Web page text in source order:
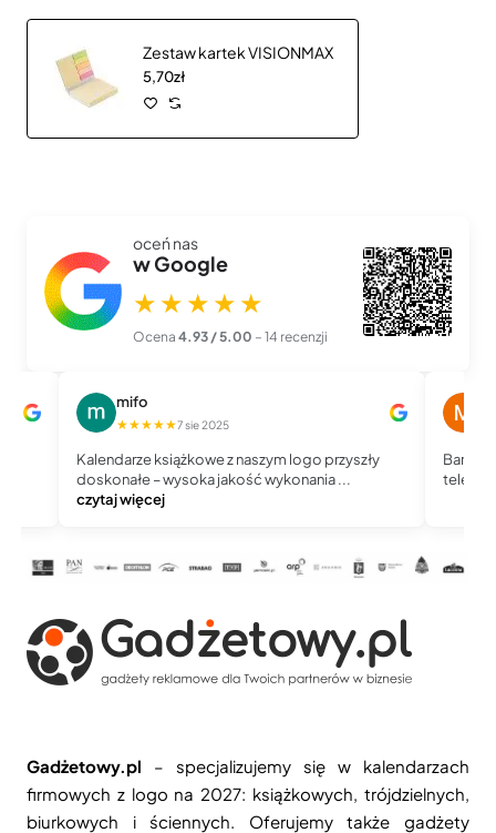
Zestaw kartek VISIONMAX
5,70zł
oceń nas
w Google
★★★★★
Ocena 4.93 / 5.00 – 14 recenzji
mifo
★★★★★7 sie 2025
Kalendarze książkowe z naszym logo przyszły
doskonałe – wysoka jakość wykonania ...
czytaj więcej
Bardzo
Gadżetowy.pl – specjalizujemy się w kalendarzach
firmowych z logo na 2027: książkowych, trójdzielnych,
biurkowych i ściennych. Oferujemy także gadżety